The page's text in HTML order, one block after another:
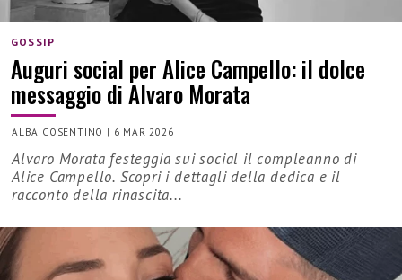
GOSSIP
Auguri social per Alice Campello: il dolce
messaggio di Alvaro Morata
ALBA COSENTINO | 6 MAR 2026
Alvaro Morata festeggia sui social il compleanno di
Alice Campello. Scopri i dettagli della dedica e il
racconto della rinascita...